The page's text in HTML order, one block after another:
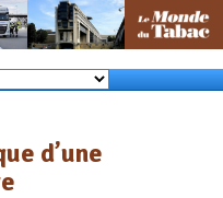
d’une